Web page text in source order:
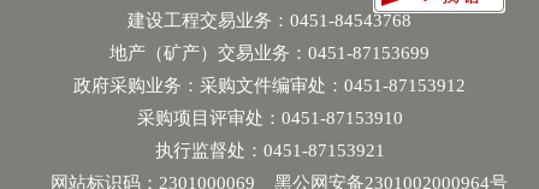
建设工程交易业务：0451-84543768
地产（矿产）交易业务：0451-87153699
政府采购业务：采购文件编审处：0451-87153912
采购项目评审处：0451-87153910
执行监督处：0451-87153921
网站标识码：2301000069
黑公网安备2301002000964号